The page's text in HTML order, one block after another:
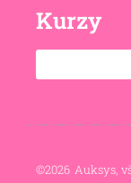
Kurzy
©2026 Auksys,